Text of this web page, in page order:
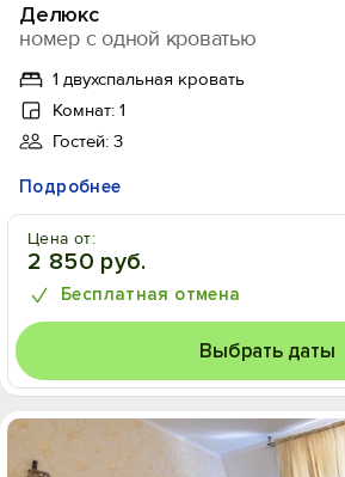
Делюкс
номер с одной кроватью
1 двухспальная кровать
Комнат: 1
Гостей: 3
Подробнее
Цена от:
2 850 руб.
Бесплатная отмена
Выбрать даты